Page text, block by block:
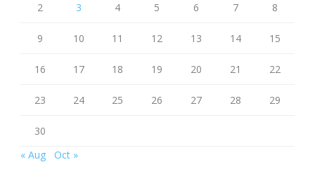
2 3 4 5 6 7 8
9 10 11 12 13 14 15
16 17 18 19 20 21 22
23 24 25 26 27 28 29
30
« Aug
Oct »